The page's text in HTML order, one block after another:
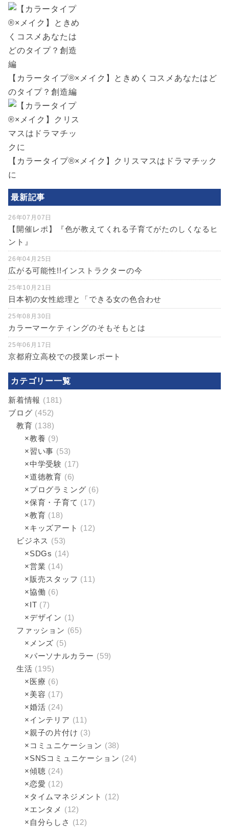
【カラータイプ®️×メイク】ときめくコスメあなたはど
のタイプ？創造編
【カラータイプ®️×メイク】クリスマスはドラマチック
に
最新記事
26年07月07日
【開催レポ】『色が教えてくれる子育てがたのしくなるヒ
ント』
26年04月25日
広がる可能性!!インストラクターの今
25年10月21日
日本初の女性総理と「できる女の色合わせ
25年08月30日
カラーマーケティングのそもそもとは
25年06月17日
京都府立高校での授業レポート
カテゴリー一覧
新着情報 (181)
ブログ (452)
教育 (138)
×教養 (9)
×習い事 (53)
×中学受験 (17)
×道徳教育 (6)
×プログラミング (6)
×保育・子育て (17)
×教育 (18)
×キッズアート (12)
ビジネス (53)
×SDGs (14)
×営業 (14)
×販売スタッフ (11)
×協働 (6)
×IT (7)
×デザイン (1)
ファッション (65)
×メンズ (5)
×パーソナルカラー (59)
生活 (195)
×医療 (6)
×美容 (17)
×婚活 (24)
×インテリア (11)
×親子の片付け (3)
×コミュニケーション (38)
×SNSコミュニケーション (24)
×傾聴­ (24)
×恋愛 (12)
×タイムマネジメント (12)
×エンタメ (12)
×自分らしさ (12)